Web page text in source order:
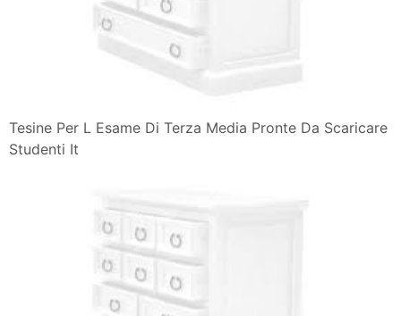
Tesine Per L Esame Di Terza Media Pronte Da Scaricare
Studenti It